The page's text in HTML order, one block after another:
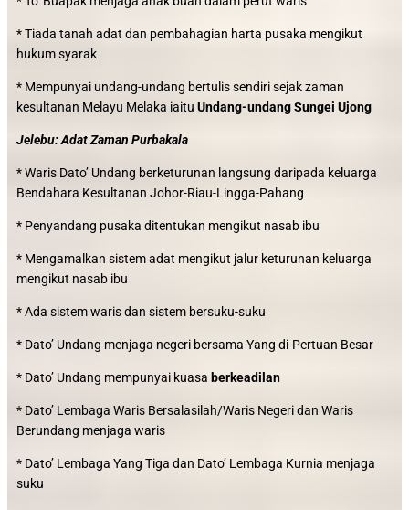
* Tiada tanah adat dan pembahagian harta pusaka mengikut
hukum syarak
* Mempunyai undang-undang bertulis sendiri sejak zaman
kesultanan Melayu Melaka iaitu Undang-undang Sungei Ujong
Jelebu: Adat Zaman Purbakala
* Waris Dato’ Undang berketurunan langsung daripada keluarga
Bendahara Kesultanan Johor-Riau-Lingga-Pahang
* Penyandang pusaka ditentukan mengikut nasab ibu
* Mengamalkan sistem adat mengikut jalur keturunan keluarga
mengikut nasab ibu
* Ada sistem waris dan sistem bersuku-suku
* Dato’ Undang menjaga negeri bersama Yang di-Pertuan Besar
* Dato’ Undang mempunyai kuasa berkeadilan
* Dato’ Lembaga Waris Bersalasilah/Waris Negeri dan Waris
Berundang menjaga waris
* Dato’ Lembaga Yang Tiga dan Dato’ Lembaga Kurnia menjaga
suku